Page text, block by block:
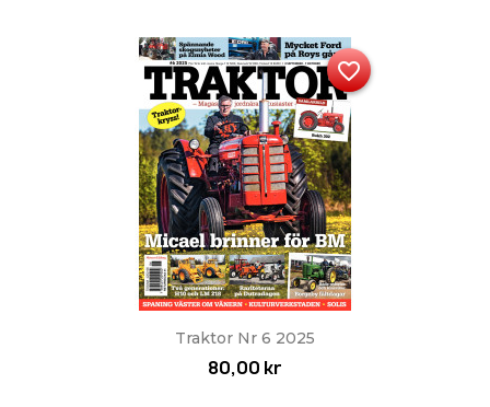
Traktor Nr 6 2025
80,00 kr
favorite_border